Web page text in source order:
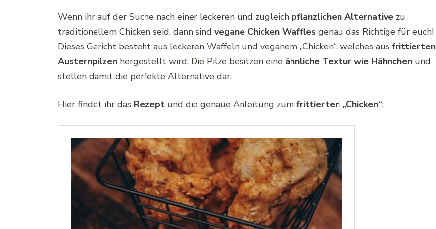
Wenn ihr auf der Suche nach einer leckeren und zugleich pflanzlichen Alternative zu
traditionellem Chicken seid, dann sind vegane Chicken Waffles genau das Richtige für euch!
Dieses Gericht besteht aus leckeren Waffeln und veganem „Chicken“, welches aus frittierten
Austernpilzen hergestellt wird. Die Pilze besitzen eine ähnliche Textur wie Hähnchen und
stellen damit die perfekte Alternative dar.
Hier findet ihr das Rezept und die genaue Anleitung zum frittierten „Chicken“: